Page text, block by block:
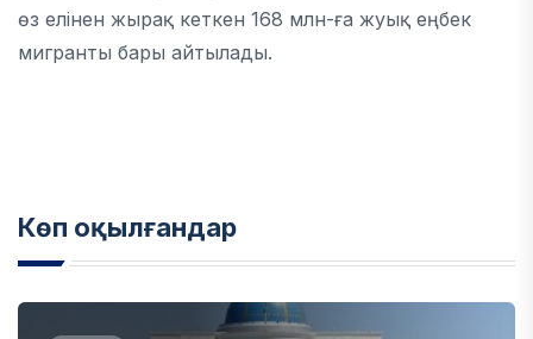
өз елінен жырақ кеткен 168 млн-ға жуық еңбек
мигранты бары айтылады.
Көп оқылғандар